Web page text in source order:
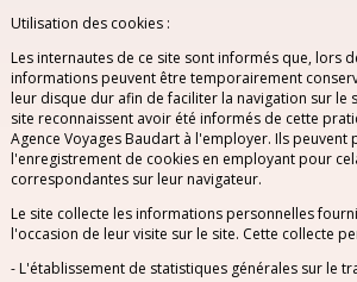
ILE MAURICE
ILES GRENADINES
IRLANDE
ITALIE
Utilisation des cookies :
Les internautes de ce site sont informés que, lors
informations peuvent être temporairement
leur disque dur afin de faciliter la navigation sur le
site reconnaissent avoir été informés de cette
Agence Voyages Baudart à l'employer. Ils
l'enregistrement de cookies en employant pour
correspondantes sur leur navigateur.
Le site collecte les informations personnelles
l'occasion de leur visite sur le site. Cette collecte
- L'établissement de statistiques générales sur le